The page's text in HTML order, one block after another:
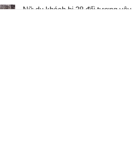
Nữ du khách bị 28 đối tượng vây